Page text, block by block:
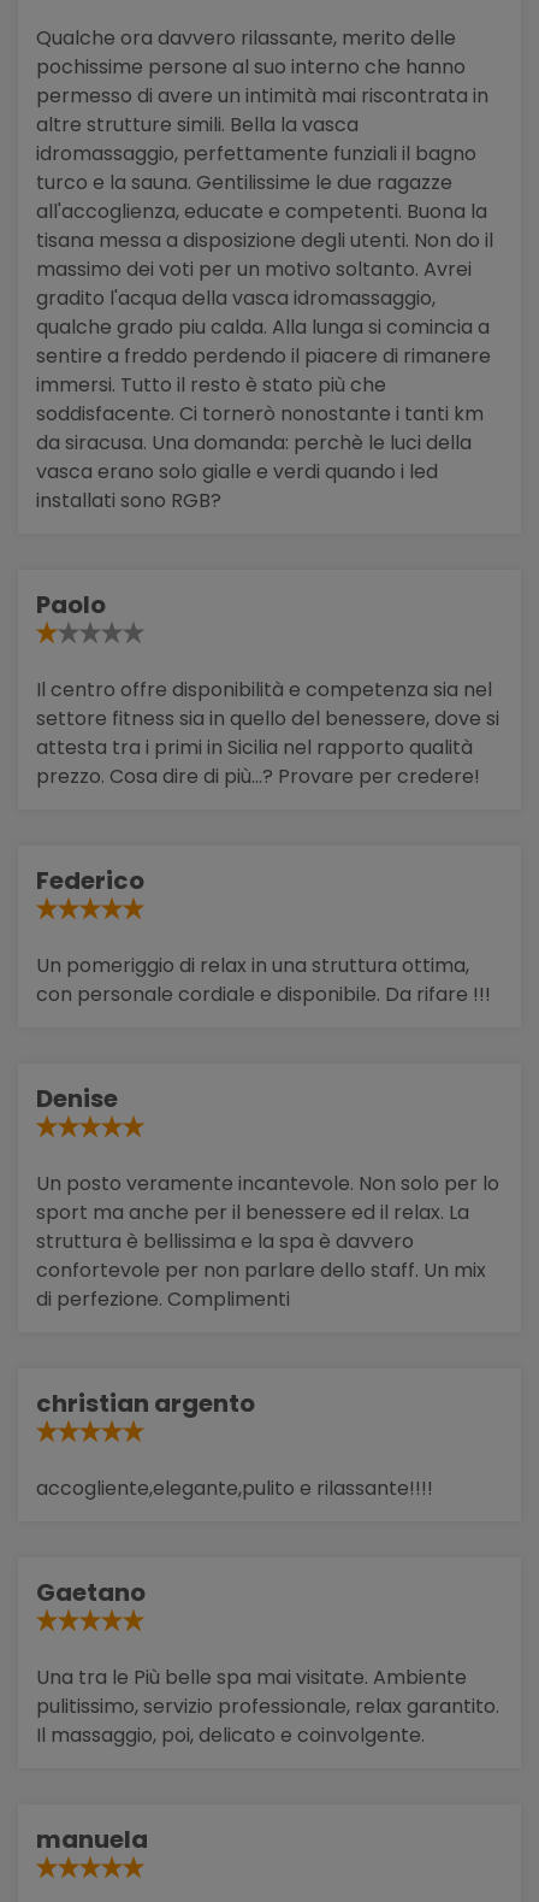
Qualche ora davvero rilassante, merito delle
pochissime persone al suo interno che hanno
permesso di avere un intimità mai riscontrata in
altre strutture simili. Bella la vasca
idromassaggio, perfettamente funziali il bagno
turco e la sauna. Gentilissime le due ragazze
all'accoglienza, educate e competenti. Buona la
tisana messa a disposizione degli utenti. Non do il
massimo dei voti per un motivo soltanto. Avrei
gradito l'acqua della vasca idromassaggio,
qualche grado piu calda. Alla lunga si comincia a
sentire a freddo perdendo il piacere di rimanere
immersi. Tutto il resto è stato più che
soddisfacente. Ci tornerò nonostante i tanti km
da siracusa. Una domanda: perchè le luci della
vasca erano solo gialle e verdi quando i led
installati sono RGB?
Paolo
Il centro offre disponibilità e competenza sia nel
settore fitness sia in quello del benessere, dove si
attesta tra i primi in Sicilia nel rapporto qualità
prezzo. Cosa dire di più...? Provare per credere!
Federico
Un pomeriggio di relax in una struttura ottima,
con personale cordiale e disponibile. Da rifare !!!
Denise
Un posto veramente incantevole. Non solo per lo
sport ma anche per il benessere ed il relax. La
struttura è bellissima e la spa è davvero
confortevole per non parlare dello staff. Un mix
di perfezione. Complimenti
christian argento
accogliente,elegante,pulito e rilassante!!!!
Gaetano
Una tra le Più belle spa mai visitate. Ambiente
pulitissimo, servizio professionale, relax garantito.
Il massaggio, poi, delicato e coinvolgente.
manuela